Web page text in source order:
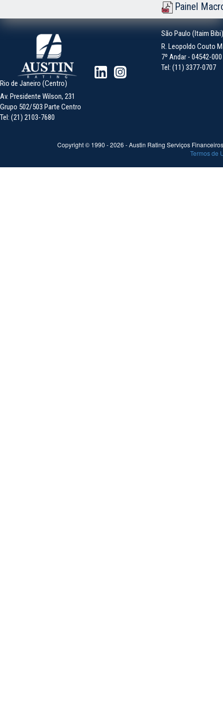
Painel
São Paulo (Itaim Bibi)
R. Leopoldo Couto
7º Andar - 04542-
Tel: (11) 3377-0707
Rio de Janeiro (Centro)
Av. Presidente Wilson, 231
Grupo 502/503 Parte Centro
Tel: (21) 2103-7680
Copyright © 1990 -2026 - Austin Rating Serviços
Termos de